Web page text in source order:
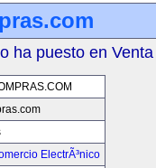
ha puesto en Venta
ElectrÃ³nico